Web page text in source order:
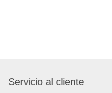
Servicio al cliente